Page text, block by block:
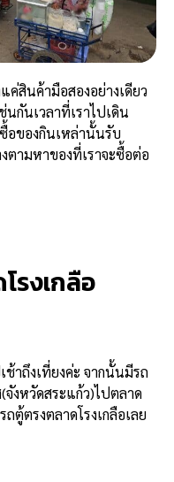
ค่สินค้ามือสองอย่างเดียว
กันเวลาที่เราไปเดิน
อของกินเหล่านั้นรับ
ตามหาของที่เราจะซื้อต่อ
รงเกลือ
าถึงเที่ยงค่ะ จากนั้นมีรถ
งหวัดสระแก้ว)ไปตลาด
ตู้ตรงตลาดโรงเกลือเลย